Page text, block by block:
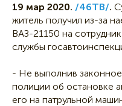
19 мар 2020. /46ТВ/.
житель получил из-за
ВАЗ-21150 на
службы
- Не выполнив
полиции об остановке
его на патрульной